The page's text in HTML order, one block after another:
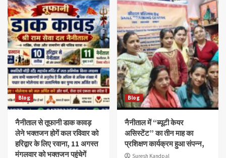
Blog
नैनीताल से तूफानी डाक कावड़
लेने भक्तजन होगें कल रविवार को
हरिद्वार के लिए रवाना, 11 अगस्त
मंगलवार को भक्तजन पहुंचेगें
Blog
नैनीताल में “ब्यूटी केयर
असिस्टेंट” का तीन माह का
प्रशिक्षण कार्यक्रम हुआ संपन्न,
Suresh Kandpal